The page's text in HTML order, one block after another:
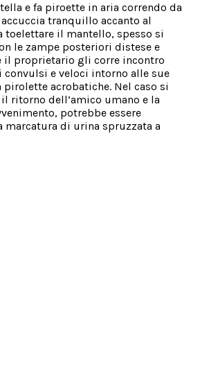
e fa piroette in aria correndo da
tranquillo accanto al
toelettare il mantello, spesso si
le zampe posteriori distese e
il proprietario gli corre incontro
e veloci intorno alle sue
acrobatiche. Nel caso si
ritorno dell’amico umano e la
potrebbe essere
marcatura di urina spruzzata a